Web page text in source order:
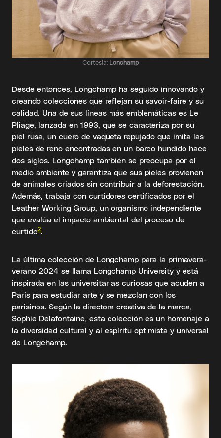
Cortesía: Lonchamp
Desde entonces, Longchamp ha seguido innovando y
creando colecciones que reflejan su savoir-faire y su
calidad. Una de sus líneas más emblemáticas es Le
Pliage, lanzada en 1993, que se caracteriza por su
piel rusa, un cuero de vaqueta repujado que imita las
pieles de reno encontradas en un barco hundido hace
dos siglos. Longchamp también se preocupa por el
medio ambiente y garantiza que sus pieles provienen
de animales criados sin contribuir a la deforestación.
Además, trabaja con curtidores certificados por el
Leather Working Group, un organismo independiente
que evalúa el impacto ambiental del proceso de
curtido2
La última colección de Longchamp para la primavera-
verano 2024 se llama Longchamp University y está
inspirada en las universitarias curiosas que acuden a
París para estudiar arte y se mezclan con los
parisinos. Según la directora creativa de la marca,
Sophie Delafontaine, esta colección es un homenaje a
la diversidad cultural y al espíritu optimista y universal
de Longchamp.